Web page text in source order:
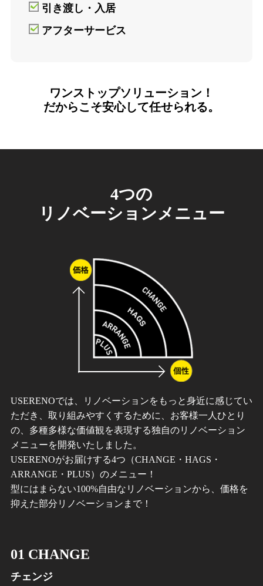
引き渡し・入居
アフターサービス
ワンストップソリューション！
だからこそ安心して任せられる。
4つの
リノベーションメニュー
USERENOでは、リノベーションをもっと身近に感じてい
ただき、取り組みやすくするために、お客様一人ひとり
の、多種多様な価値観を表現する独自のリノベーション
メニューを開発いたしました。
USERENOがお届けする4つ（CHANGE・HAGS・
ARRANGE・PLUS）のメニュー！
型にはまらない100%自由なリノベーションから、価格を
抑えた部分リノベーションまで！
01 CHANGE
チェンジ